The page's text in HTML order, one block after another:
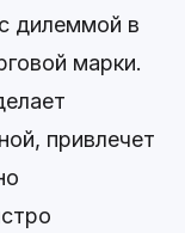
дилеммой в
марки.
привлечет